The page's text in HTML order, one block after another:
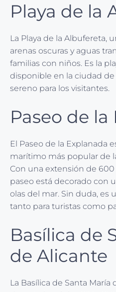
Playa de la
La Playa de la Albufereta,
arenas oscuras y aguas
familias con niños. Es la
disponible en la ciudad
sereno para los visitantes.
Paseo de
El Paseo de la Explanada
marítimo más popular de
Con una extensión de
paseo está decorado con
olas del mar. Sin duda, es
tanto para turistas como
Basílica de
de Alicante
La Basílica de Santa María